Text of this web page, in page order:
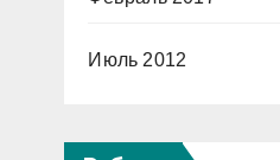
Июль 2012